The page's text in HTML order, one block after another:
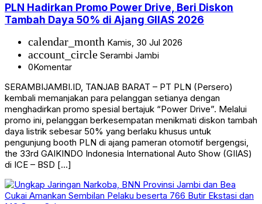
PLN Hadirkan Promo Power Drive, Beri Diskon
Tambah Daya 50% di Ajang GIIAS 2026
calendar_month Kamis, 30 Jul 2026
account_circle Serambi Jambi
0Komentar
SERAMBIJAMBI.ID, TANJAB BARAT – PT PLN (Persero)
kembali memanjakan para pelanggan setianya dengan
menghadirkan promo spesial bertajuk “Power Drive”. Melalui
promo ini, pelanggan berkesempatan menikmati diskon tambah
daya listrik sebesar 50% yang berlaku khusus untuk
pengunjung booth PLN di ajang pameran otomotif bergengsi,
the 33rd GAIKINDO Indonesia International Auto Show (GIIAS)
di ICE – BSD […]